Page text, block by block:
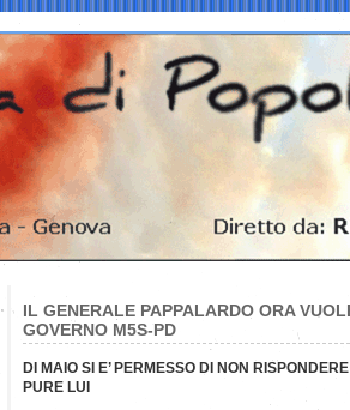
IL GENERALE PAPPALARDO ORA
GOVERNO M5S-PD
DI MAIO SI E’ PERMESSO DI NON
PURE LUI